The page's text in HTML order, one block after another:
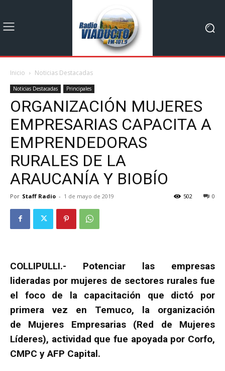
Inicio Noticias Destacadas
Noticias Destacadas Principales
ORGANIZACIÓN MUJERES
EMPRESARIAS CAPACITA A
EMPRENDEDORAS
RURALES DE LA
ARAUCANÍA Y BIOBÍO
Por Staff Radio - 1 de mayo de 2019 0
502
COLLIPULLI.- Potenciar las empresas
lideradas por mujeres de sectores rurales fue
el foco de la capacitación que dictó por
primera vez en Temuco, la organización
de Mujeres Empresarias (Red de Mujeres
Líderes), actividad que fue apoyada por Corfo,
CMPC y AFP Capital.